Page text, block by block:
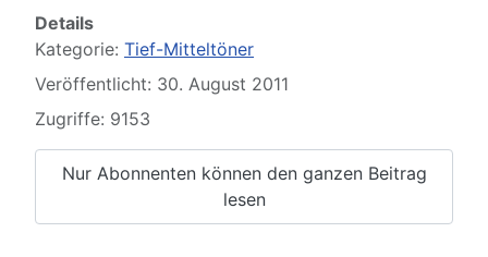
Details
Kategorie: Tief-Mitteltöner
Veröffentlicht: 30. August 2011
Zugriffe: 9153
Nur Abonnenten können den ganzen Beitrag
lesen